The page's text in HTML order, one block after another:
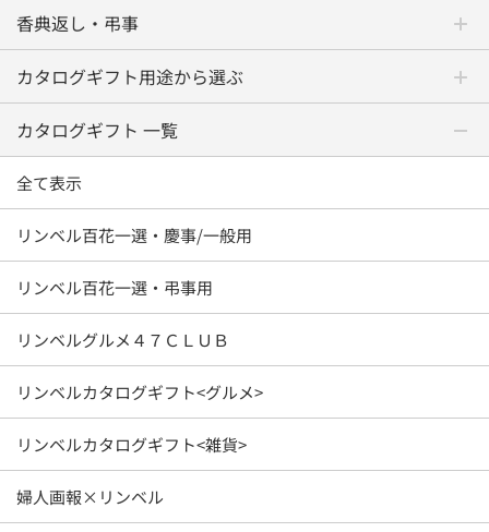
香典返し・弔事
カタログギフト用途から選ぶ
カタログギフト 一覧
全て表示
リンベル百花一選・慶事/一般用
リンベル百花一選・弔事用
リンベルグルメ４７ＣＬＵＢ
リンベルカタログギフト<グルメ>
リンベルカタログギフト<雑貨>
婦人画報×リンベル